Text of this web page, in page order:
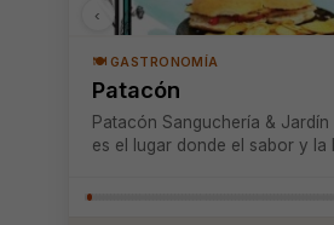
🍽️ GASTRONOMÍA
Patacón
Patacón Sanguchería &
es el lugar donde el sabor y la
‹